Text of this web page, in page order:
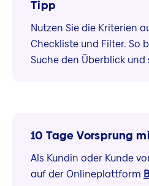
Tipp
Nutzen Sie die Kriterien
Checkliste und Filter. So
Suche den Überblick und
10 Tage Vorsprung
Als Kundin oder Kunde
auf der Onlineplattform